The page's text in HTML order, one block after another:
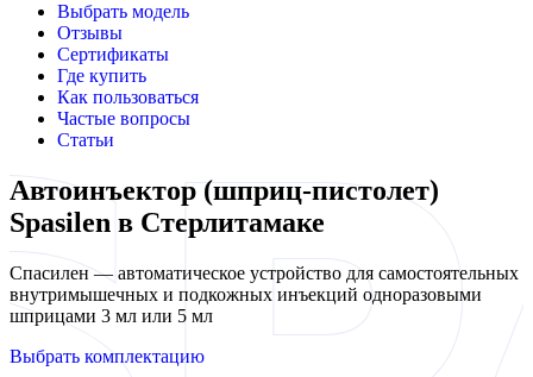
Выбрать модель
Отзывы
Сертификаты
Где купить
Как пользоваться
Частые вопросы
Статьи
Автоинъектор (шприц-пистолет)
Spasilen в Стерлитамаке
Спасилен — автоматическое устройство для самостоятельных
внутримышечных и подкожных инъекций одноразовыми
шприцами 3 мл или 5 мл
Выбрать комплектацию